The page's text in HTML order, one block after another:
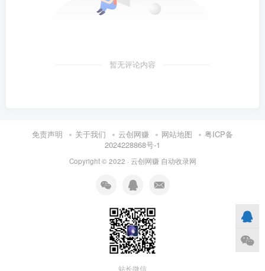
暂无评论内容
免责声明 关于我们 云创网赚 网站地图
粤ICP备
2024228868号-1
Copyright © 2022 · 云创网赚 自动收录网
站长微信